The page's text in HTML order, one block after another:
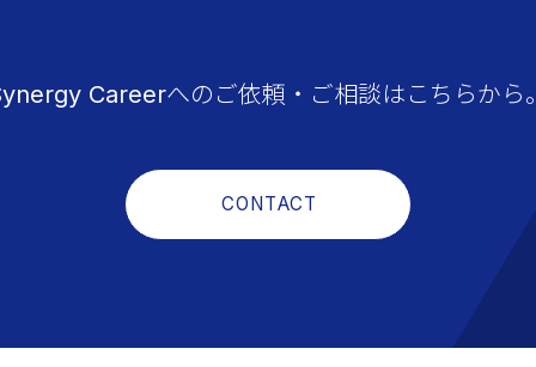
Careerへのご依頼・ご相談はこちらから。
CONTACT